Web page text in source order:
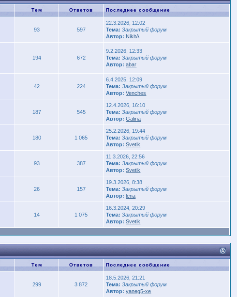
Тем Ответов Последнее сообщение
93 597
22.3.2026, 12:02
Тема: Закрытый форум
Автор: NikitA
194 672
9.2.2026, 12:33
Тема: Закрытый форум
Автор: abar
42 224
6.4.2025, 12:09
Тема: Закрытый форум
Автор: Venches
187 545
12.4.2026, 16:10
Тема: Закрытый форум
Автор: Galina
180 1 065
25.2.2026, 19:44
Тема: Закрытый форум
Автор: Svetik
93 387
11.3.2026, 22:56
Тема: Закрытый форум
Автор: Svetik
26 157
19.3.2026, 8:38
Тема: Закрытый форум
Автор: lena
14 1 075
16.3.2024, 20:29
Тема: Закрытый форум
Автор: Svetik
Тем Ответов Последнее сообщение
299 3 872
18.5.2026, 21:21
Тема: Закрытый форум
Автор: yaneg5-xe